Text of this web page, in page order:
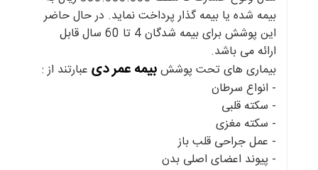
بیمه شده یا بیمه گذار پرداخت نماید. در حال حاضر
این پوشش برای بیمه شدگان 4 تا 60 سال قابل
ارائه می باشد.
بیماری های تحت پوششبیمه عمر دیعبارتند از :
- انواع سرطان
- سکته قلبی
- سکته مغزی
- عمل جراحی قلب باز
- پیوند اعضای اصلی بدن